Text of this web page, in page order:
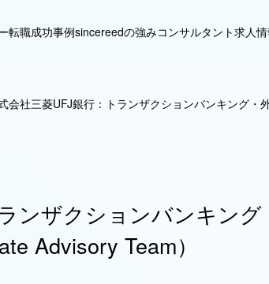
転職成功事例sincereedの強みコンサルタント求人
会社三菱UFJ銀行：トランザクションバンキング・
ンザクションバンキング
Advisory Team）